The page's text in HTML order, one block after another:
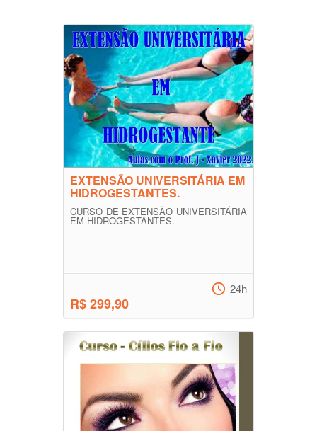
EXTENSÃO UNIVERSITÁRIA EM
HIDROGESTANTES.
CURSO DE EXTENSÃO UNIVERSITÁRIA
EM HIDROGESTANTES.
R$ 299,90
24h